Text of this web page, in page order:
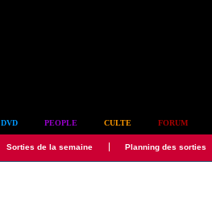
DVD PEOPLE CULTE FORUM
Sorties de la semaine Planning des sorties